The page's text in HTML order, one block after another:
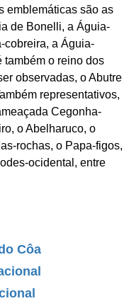
emblemáticas são as
de Bonelli, a Águia-
cobreira, a Águia-
também o reino dos
observadas, o Abutre
representativos,
Cegonha-
o Abelharuco, o
rochas, o Papa-figos,
ocidental, entre
Côa